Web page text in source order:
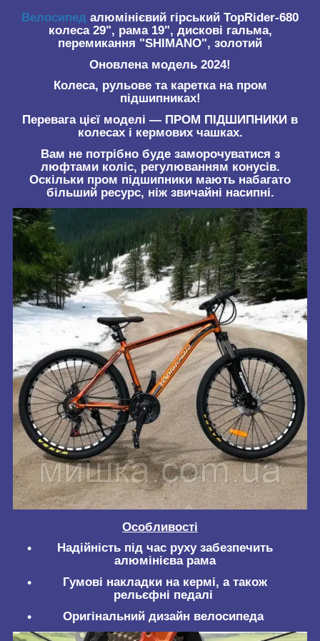
Велосипед алюмінієвий гірський TopRider-680
колеса 29", рама 19", дискові гальма,
перемикання "SHIMANO", золотий
Оновлена модель 2024!
Колеса, рульове та каретка на пром
підшипниках!
Перевага цієї моделі — ПРОМ ПІДШИПНИКИ в
колесах і кермових чашках.
Вам не потрібно буде заморочуватися з
люфтами коліс, регулюванням конусів.
Оскільки пром підшипники мають набагато
більший ресурс, ніж звичайні насипні.
Особливості
Надійність під час руху забезпечить
алюмінієва рама
Гумові накладки на кермі, а також
рельєфні педалі
Оригінальний дизайн велосипеда